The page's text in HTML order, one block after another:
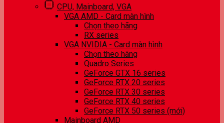
CPU, Mainboard, VGA
VGA AMD - Card màn hình
Chọn theo hãng
RX series
VGA NVIDIA - Card màn hình
Chọn theo hãng
Quadro Series
GeForce GTX 16 series
GeForce RTX 20 series
GeForce RTX 30 series
GeForce RTX 40 series
GeForce RTX 50 series (mới)
Mainboard AMD